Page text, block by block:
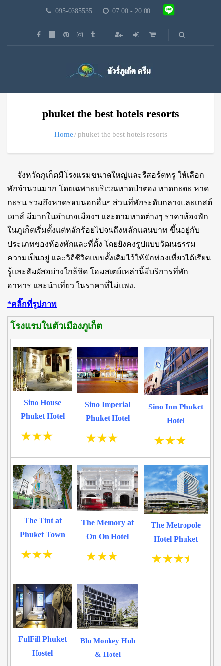
095-0385535 07.00 - 20.00
phuket the best hotels resorts
Home phuket the best hotels resorts
จังหวัดภูเก็ตมีโรงแรมขนาดใหญ่และรีสอร์ตหรู ให้เลือก
พักจำนวนมาก โดยเฉพาะบริเวณหาดป่าตอง หาดกะตะ หาด
กะรน รวมถึงหาดรอบนอกอื่นๆ ส่วนที่พักระดับกลางและเกสต์
เฮาส์ มีมากในอำเภอเมืองฯ และตามหาดต่างๆ ราคาห้องพัก
ในภูเก็ตเริ่มตั้งแต่หลักร้อยไปจนถึงหลักแสนบาท ขึ้นอยู่กับ
ประเภทของห้องพักและที่ตั้ง โดยยังคงรูปแบบวัฒนธรรม
ความเป็นอยู่ และวิถีชีวิตแบบดั้งเดิมไว้ให้นักท่องเที่ยวได้เรียน
รู้และสัมผัสอย่างใกล้ชิด โฮมสเตย์เหล่านี้มีบริการที่พัก
อาหาร และนำเที่ยว ในราคาที่ไม่แพง.
*คลิ๊กที่รูปภาพ
โรงแรมในตัวเมืองภูเก็ต
Sino House
Phuket Hotel
Sino Imperial
Phuket Hotel
Sino Inn Phuket
Hotel
The Tint at
Phuket Town
The Memory at
On On Hotel
The Metropole
Hotel Phuket
FulFill Phuket
Hostel
Blu Monkey Hub
& Hotel